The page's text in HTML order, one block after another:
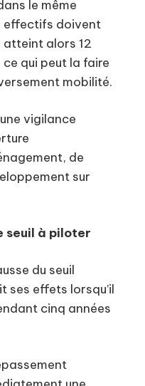
le même
effectifs doivent
atteint alors 12
qui peut la faire
mobilité.
vigilance
de
sur
seuil à piloter
du seuil
ses effets lorsqu’il
cinq années